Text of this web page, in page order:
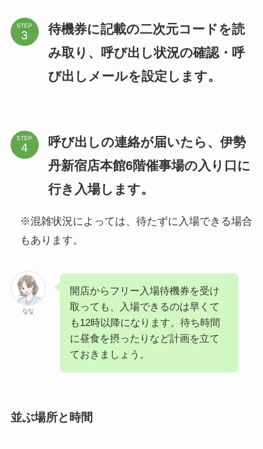
STEP
待機券に記載の二次元コードを読
み取り、呼び出し状況の確認・呼
び出しメールを設定します。
STEP
呼び出しの連絡が届いたら、伊勢
丹新宿店本館6階催事場の入り口に
行き入場します。
※混雑状況によっては、待たずに入場できる場合
もあります。
なな
開店からフリー入場待機券を受け
取っても、入場できるのは早くて
も12時以降になります。待ち時間
に昼食を摂ったりなど計画を立て
ておきましょう。
並ぶ場所と時間